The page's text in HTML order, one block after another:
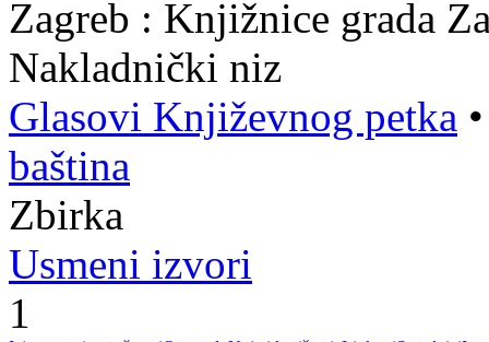
Zagreb : Knjižnice grada
Nakladnički niz
Glasovi Književnog petka
baština
Zbirka
Usmeni izvori
1